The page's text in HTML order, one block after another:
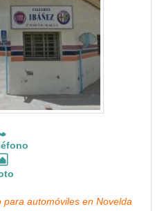
automóviles en Novelda